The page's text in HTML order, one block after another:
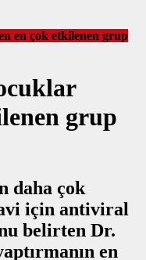
en çok etkilenen grup
grup
daha çok
için antiviral
belirten Dr.
en